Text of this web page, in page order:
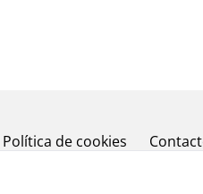
Política de cookies